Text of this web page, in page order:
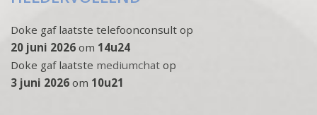
Doke gaf laatste telefoonconsult op
20 juni 2026 om 14u24
Doke gaf laatste mediumchat op
3 juni 2026 om 10u21